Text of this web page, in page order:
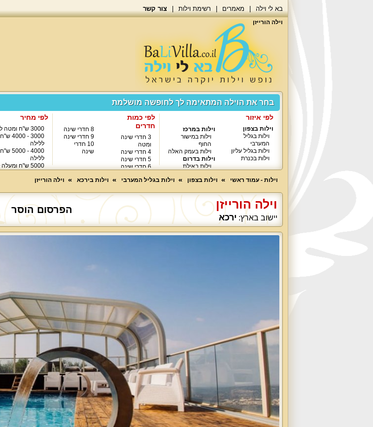
בא לי וילה מאמרים רשימת וילות צור קשר
וילה הורייזן
בחר את הוילה המתאימה לך לחופשה מושלמת
לפי איזור
וילות בצפון
וילות בגליל
המערבי
וילות בגליל עליון
וילות בכנרת
וילות במרכז
וילות במישור
החוף
וילות בעמק האלה
וילות בדרום
וילות באילת
לפי כמות
חדרים
3 חדרי שינה
ומטה
4 חדרי שינה
5 חדרי שינה
6 חדרי שינה
8 חדרי שינה
9 חדרי שינה
10 חדרי
שינה
לפי מחיר
3000 ש"ח ומטה ללילה
3000 - 4000 ש"ח
ללילה
4000 - 5000 ש"ח
ללילה
5000 ש"ח ומעלה ללילה
וילות - עמוד ראשי
וילות בצפון וילות בגליל המערבי וילות בירכא וילה הורייזן
וילה הורייזן
יישוב בארץ: ירכא
הפרסום הוסר